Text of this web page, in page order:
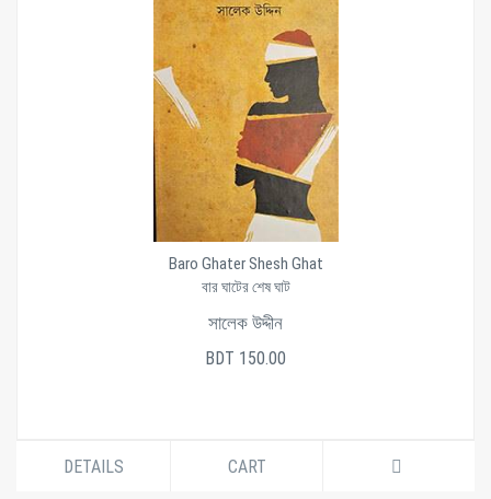
Baro Ghater Shesh Ghat
বার ঘাটের শেষ ঘাট
সালেক উদ্দীন
BDT 150.00
DETAILS CART